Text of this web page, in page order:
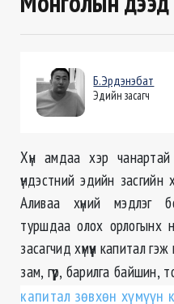
Б.Эрдэнэбат
Эдийн засагч
Хүн амдаа хэр чанартай
үндэстний эдийн
Аливаа хүний мэдлэг
туршдаа олох орлогынх
засагчид хүмүүн капитал
зам, гүүр, барилга
капитал зөвхөн хүмүүн